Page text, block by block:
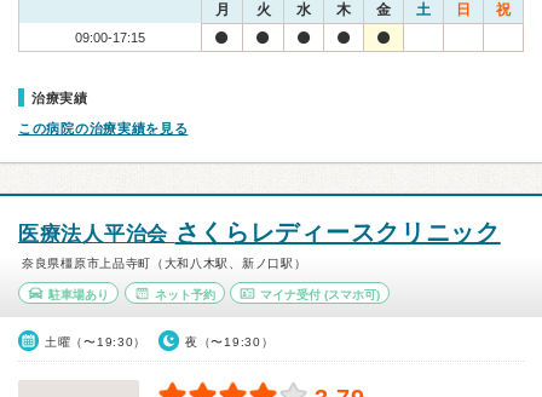
月 火 水 木 金 土 日 祝
09:00-17:15
治療実績
この病院の治療実績を見る
医療法人平治会 さくらレディースクリニック
奈良県橿原市上品寺町（大和八木駅、新ノ口駅）
駐車場あり ネット予約 マイナ受付 (スマホ可)
土曜（〜19:30） 夜（〜19:30）